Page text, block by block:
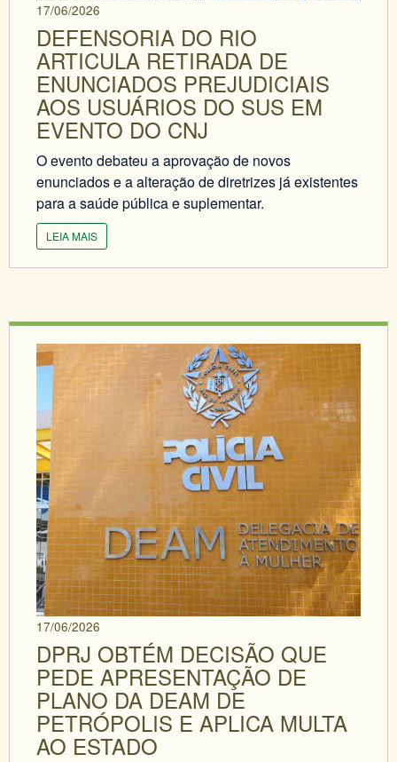
17/06/2026
DEFENSORIA DO RIO
ARTICULA RETIRADA DE
ENUNCIADOS PREJUDICIAIS
AOS USUÁRIOS DO SUS EM
EVENTO DO CNJ
O evento debateu a aprovação de novos
enunciados e a alteração de diretrizes já existentes
para a saúde pública e suplementar.
LEIA MAIS
17/06/2026
DPRJ OBTÉM DECISÃO QUE
PEDE APRESENTAÇÃO DE
PLANO DA DEAM DE
PETRÓPOLIS E APLICA MULTA
AO ESTADO